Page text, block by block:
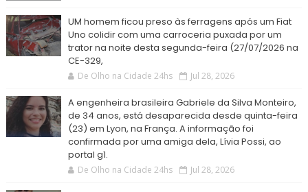
UM homem ficou preso às ferragens após um Fiat
Uno colidir com uma carroceria puxada por um
trator na noite desta segunda-feira (27/07/2026 na
CE-329,
De Olho na Cidade 24hs Jul 28, 2026
A engenheira brasileira Gabriele da Silva Monteiro,
de 34 anos, está desaparecida desde quinta-feira
(23) em Lyon, na França. A informação foi
confirmada por uma amiga dela, Lívia Possi, ao
portal g1.
De Olho na Cidade 24hs Jul 28, 2026